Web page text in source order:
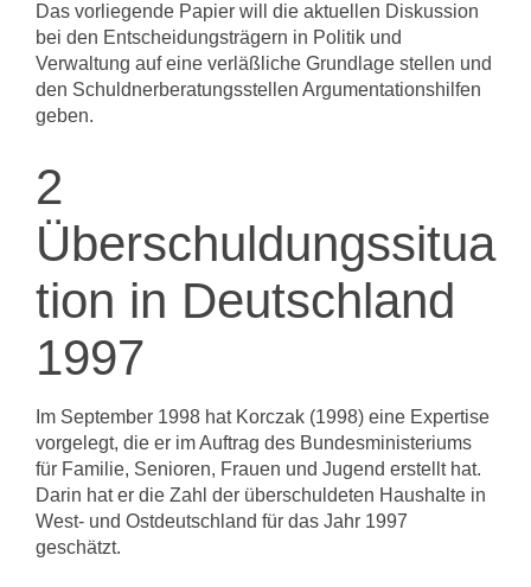
Das vorliegende Papier will die aktuellen Diskussion
bei den Entscheidungsträgern in Politik und
Verwaltung auf eine verläßliche Grundlage stellen und
den Schuldner­beratungsstellen Argumentationshilfen
geben.
2
Überschuldungssitua
tion in Deutschland
1997
Im September 1998 hat Korczak (1998) eine Expertise
vorgelegt, die er im Auftrag des Bundesministeriums
für Familie, Senioren, Frauen und Jugend erstellt hat.
Darin hat er die Zahl der überschuldeten Haushalte in
West- und Ostdeutschland für das Jahr 1997
geschätzt.